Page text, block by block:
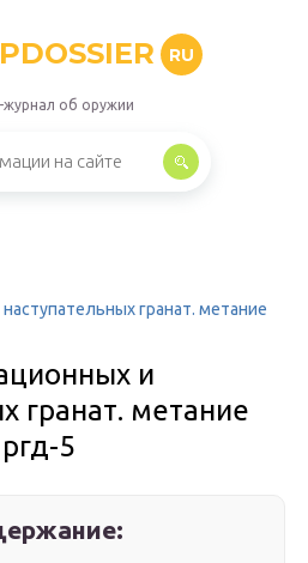
RU
об оружии
гранат. метание
и
гранат. метание
5